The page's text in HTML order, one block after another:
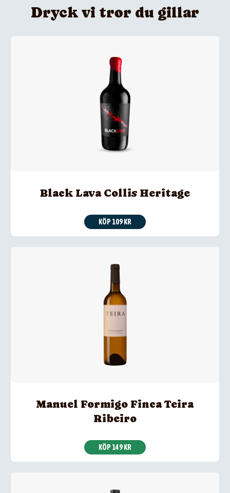
Dryck vi tror du gillar
Black Lava Collis Heritage
KÖP 109 KR
Manuel Formigo Finca Teira
Ribeiro
KÖP 149 KR